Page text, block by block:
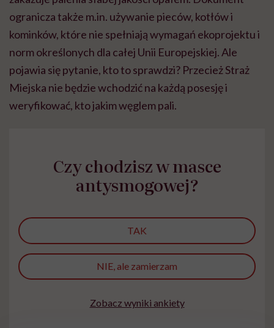
ogranicza także m.in. używanie pieców, kotłów i
kominków, które nie spełniają wymagań ekoprojektu i
norm określonych dla całej Unii Europejskiej. Ale
pojawia się pytanie, kto to sprawdzi? Przecież Straż
Miejska nie będzie wchodzić na każdą posesję i
weryfikować, kto jakim węglem pali.
Czy chodzisz w masce
antysmogowej?
TAK
NIE, ale zamierzam
Zobacz wyniki ankiety